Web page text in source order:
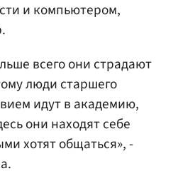
и компьютером,
всего они страдают
люди старшего
идут в академию,
они находят себе
хотят общаться», -